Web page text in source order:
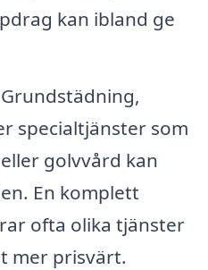
kan ibland ge
Grundstädning,
specialtjänster som
golvvård kan
En komplett
ofta olika tjänster
mer prisvärt.